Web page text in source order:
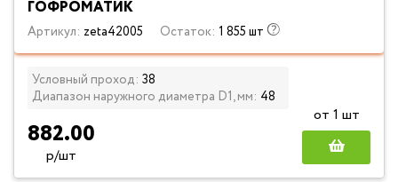
ГОФРОМАТИК
Артикул: zeta42005 Остаток: 1 855 шт
Условный проход: 38
Диапазон наружного диаметра D1, мм: 48
882.00
р/шт
от 1 шт